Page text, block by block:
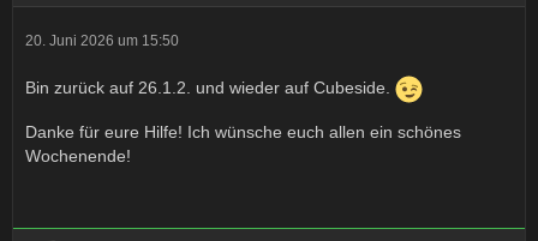
20. Juni 2026 um 15:50
Bin zurück auf 26.1.2. und wieder auf Cubeside.
Danke für eure Hilfe! Ich wünsche euch allen ein schönes
Wochenende!